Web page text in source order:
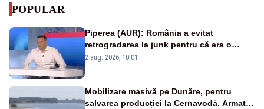
POPULAR
Piperea (AUR): România a evitat
retrogradarea la junk pentru că era o
catastrofă pentru bănci și fondurile de
2 aug. 2026, 10:01
Mobilizare masivă pe Dunăre, pentru
salvarea producției la Cernavodă. Armata